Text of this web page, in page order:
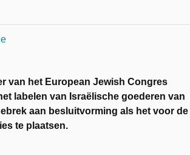
van het European Jewish Congres
labelen van Israëlische goederen van
aan besluitvorming als het voor de
te plaatsen.